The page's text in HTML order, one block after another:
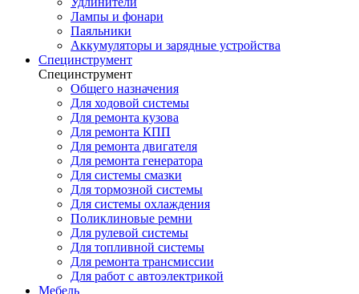
Лампы и фонари
Паяльники
Аккумуляторы и зарядные устройства
Специнструмент
Специнструмент
Общего назначения
Для ходовой системы
Для ремонта кузова
Для ремонта КПП
Для ремонта двигателя
Для ремонта генератора
Для системы смазки
Для тормозной системы
Для системы охлаждения
Поликлиновые ремни
Для рулевой системы
Для топливной системы
Для ремонта трансмиссии
Для работ с автоэлектрикой
Мебель